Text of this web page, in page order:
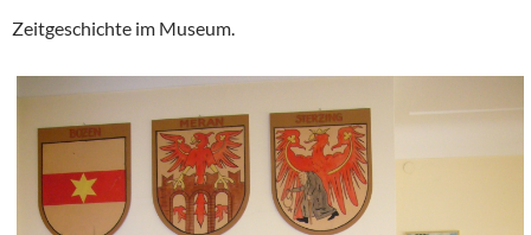
Zeitgeschichte im Museum.